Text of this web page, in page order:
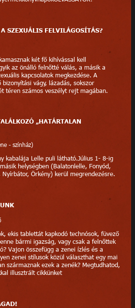
A SZEXUÁLIS FELVILÁGOSÍTÁS?
két fő kihívással kell
az önálló felnőtté válás, a másik a
kapcsolatok megkezdése. A
vágy, lázadás, sokszor
téren számos veszélyt rejt magában.
„HATÁRTALAN
- színház)
kabalája Lelle puli látható.Július 1- 8-ig
helységben (Balatonlelle, Fonyód,
Nyírbátor, Örkény) kerül megrendezésre.
ekis tablettát kapkodó technósok, füvező
bármi igazság, vagy csak a felnőttek
Vajon összefügg a zenei ízlés és a
zenei stílusok közül választhat egy mai
származnak ezek a zenék? Megtudhatod,
illusztrált cikkünket